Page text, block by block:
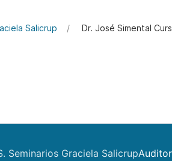
Salicrup Dr. José Simental
Seminarios Graciela Salicrup